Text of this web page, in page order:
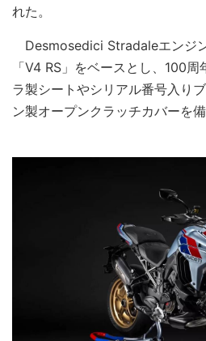
れた。
Desmosedici Stradaleエンジ
「V4 RS」をベースとし、100
ラ製シートやシリアル番号入り
ン製オープンクラッチカバーを備